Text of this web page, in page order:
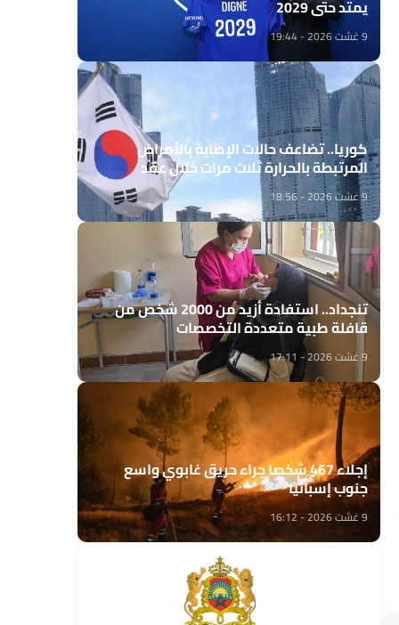
يمتد حتى 2029
9 غشت 2026 - 19:44
كوريا.. تضاعف حالات الإصابة بالأمراض
المرتبطة بالحرارة ثلاث مرات خلال عقد
9 غشت 2026 - 18:56
تنجداد.. استفادة أزيد من 2000 شخص من
قافلة طبية متعددة التخصصات
9 غشت 2026 - 17:11
إجلاء 467 شخصا جراء حريق غابوي واسع
جنوب إسبانيا
9 غشت 2026 - 16:12